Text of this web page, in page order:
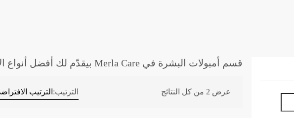
قسم أمبولات البشرة في Merla Care بيقدّم لك أفضل أنواع الأمبولات العلاجية في مصر،
عرض ⁦2⁩ من كل النتائج الترتيب: